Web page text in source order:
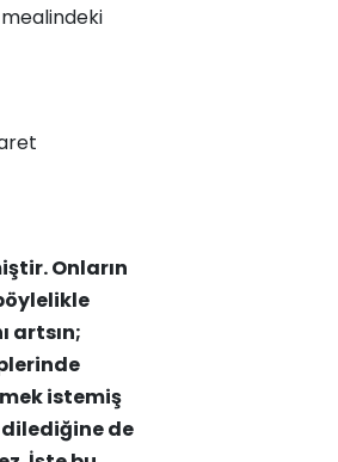
mealindeki
Onların
artsın;
istemiş
dilediğine de